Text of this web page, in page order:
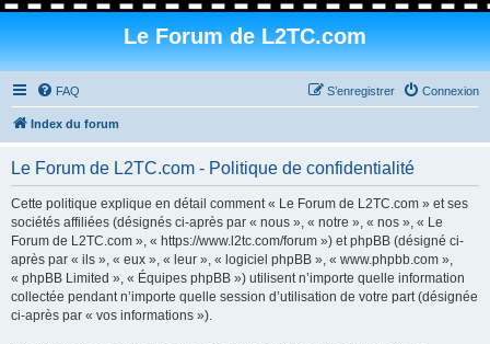
Le Forum de L2TC.com
FAQ Connexion
S’enregistrer
Index du forum
Le Forum de L2TC.com - Politique de confidentialité
Cette politique explique en détail comment « Le Forum de L2TC.com » et ses
sociétés affiliées (désignés ci-après par « nous », « notre », « nos », « Le
Forum de L2TC.com », « https://www.l2tc.com/forum ») et phpBB (désigné ci-
après par « ils », « eux », « leur », « logiciel phpBB », « www.phpbb.com »,
« phpBB Limited », « Équipes phpBB ») utilisent n’importe quelle information
collectée pendant n’importe quelle session d’utilisation de votre part (désignée
ci-après par « vos informations »).